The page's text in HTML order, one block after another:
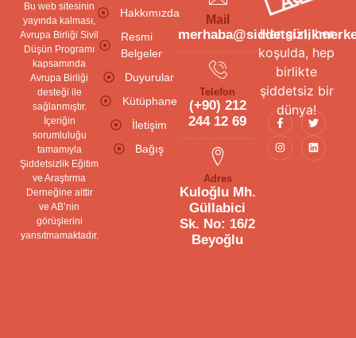
Bu web sitesinin
yayında kalması,
Avrupa Birliği Sivil
Düşün Programı
kapsamında
Avrupa Birliği
desteği ile
sağlanmıştır.
İçeriğin
sorumluluğu
tamamıyla
Şiddetsizlik Eğitim
ve Araştırma
Derneğine aittir
ve AB’nin
görüşlerini
yansıtmamaktadır.
Hakkımızda
Resmi
Belgeler
Duyurular
Kütüphane
İletişim
Bağış
Mail
Telefon
(+90) 212
244 12 69
Adres
Kuloğlu Mh.
Güllabici
Sk. No: 16/2
Beyoğlu
Her gün, her
koşulda, hep
birlikte
şiddetsiz bir
dünya!